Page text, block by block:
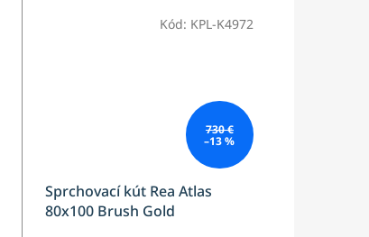
730 €
–13 %
Sprchovací kút Rea Atlas
80x100 Brush Gold
Kód: KPL-K4972